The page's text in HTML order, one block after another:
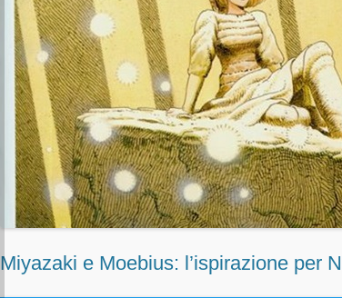
Miyazaki e Moebius: l’ispirazione per